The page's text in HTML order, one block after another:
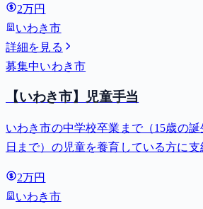
2万円
いわき市
詳細を見る
募集中いわき市
【いわき市】児童手当
いわき市の中学校卒業まで（15歳の誕
日まで）の児童を養育している方に
（第3子以降は15,000円）、中学生は月
2万円
いわき市